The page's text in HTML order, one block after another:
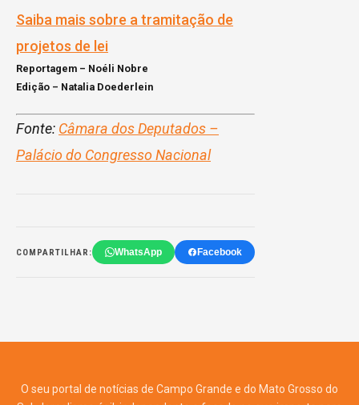
Saiba mais sobre a tramitação de
projetos de lei
Reportagem – Noéli Nobre
Edição – Natalia Doederlein
Fonte: Câmara dos Deputados –
Palácio do Congresso Nacional
COMPARTILHAR: WhatsApp Facebook
O seu portal de notícias de Campo Grande e do Mato Grosso do